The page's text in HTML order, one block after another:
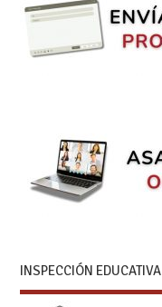
INSPECCIÓN EDUCATIVA